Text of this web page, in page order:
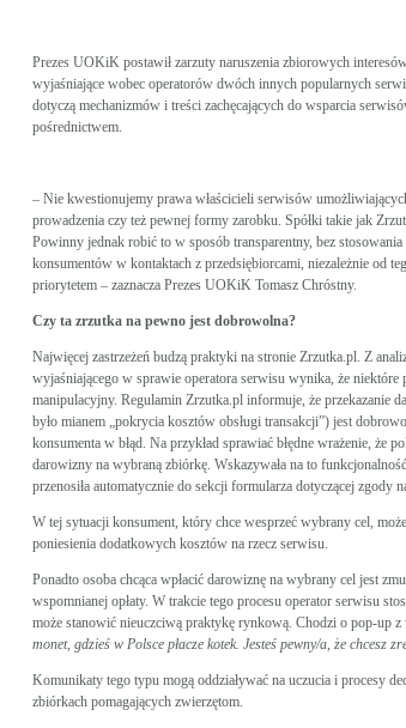
Prezes UOKiK postawił zarzuty naruszenia zbiorowych
wyjaśniające wobec operatorów dwóch innych popularnych
dotyczą mechanizmów i treści zachęcających do wsparcia
pośrednictwem.
– Nie kwestionujemy prawa właścicieli serwisów
prowadzenia czy też pewnej formy zarobku. Spółki takie jak
Powinny jednak robić to w sposób transparentny, bez
konsumentów w kontaktach z przedsiębiorcami, niezależnie od
priorytetem – zaznacza Prezes UOKiK Tomasz Chróstny.
Czy ta zrzutka na pewno jest dobrowolna?
Najwięcej zastrzeżeń budzą praktyki na stronie Zrzutka.pl. Z
wyjaśniającego w sprawie operatora serwisu wynika, że niektóre
manipulacyjny. Regulamin Zrzutka.pl informuje, że przekazanie
było mianem „pokrycia kosztów obsługi transakcji”) jest
konsumenta w błąd. Na przykład sprawiać błędne wrażenie, że
darowizny na wybraną zbiórkę. Wskazywała na to
przenosiła automatycznie do sekcji formularza dotyczącej zgody
W tej sytuacji konsument, który chce wesprzeć wybrany cel,
poniesienia dodatkowych kosztów na rzecz serwisu.
Ponadto osoba chcąca wpłacić darowiznę na wybrany cel jest
wspomnianej opłaty. W trakcie tego procesu operator serwisu
może stanowić nieuczciwą praktykę rynkową. Chodzi o pop-up z
monet, gdzieś w Polsce płacze kotek. Jesteś pewny/a, że
Komunikaty tego typu mogą oddziaływać na uczucia i procesy
zbiórkach pomagających zwierzętom.